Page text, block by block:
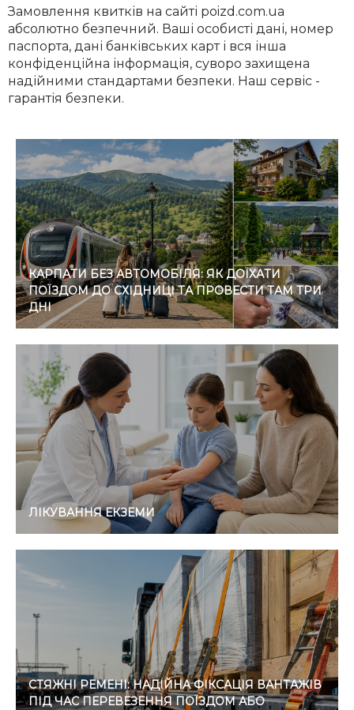
Замовлення квитків на сайті poizd.com.ua
абсолютно безпечний. Ваші особисті дані, номер
паспорта, дані банківських карт і вся інша
конфіденційна інформація, суворо захищена
надійними стандартами безпеки. Наш сервіс -
гарантія безпеки.
КАРПАТИ БЕЗ АВТОМОБІЛЯ: ЯК ДОЇХАТИ
ПОЇЗДОМ ДО СХІДНИЦІ ТА ПРОВЕСТИ ТАМ ТРИ
ДНІ
ЛІКУВАННЯ ЕКЗЕМИ
СТЯЖНІ РЕМЕНІ: НАДІЙНА ФІКСАЦІЯ ВАНТАЖІВ
ПІД ЧАС ПЕРЕВЕЗЕННЯ ПОЇЗДОМ АБО